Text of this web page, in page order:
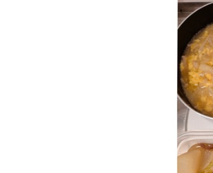
キャロ
ナスと
〜温め
青椒肉絲
えのき
ナスピ
ニラと
豚肉と
ねぎ塩